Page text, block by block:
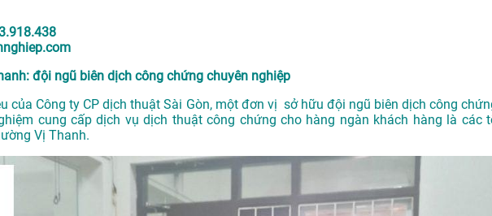
đội ngũ biên dịch công chứng chuyên nghiệp
của Công ty CP dịch thuật Sài Gòn, một đơn vị sở hữu đội ngũ biên dịch công
cung cấp dịch vụ dịch thuật công chứng cho hàng ngàn khách hàng là các
Vị Thanh.